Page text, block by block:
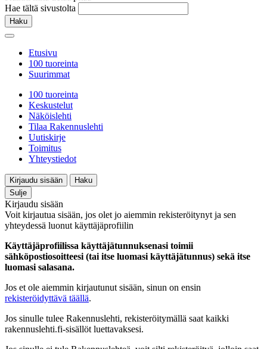
Hae tältä sivustolta
Haku
Etusivu
100 tuoreinta
Suurimmat
100 tuoreinta
Keskustelut
Näköislehti
Tilaa Rakennuslehti
Uutiskirje
Toimitus
Yhteystiedot
Kirjaudu sisään
Haku
Sulje
Kirjaudu sisään
Voit kirjautua sisään, jos olet jo aiemmin rekisteröitynyt ja sen
yhteydessä luonut käyttäjäprofiilin
Käyttäjäprofiilissa käyttäjätunnuksenasi toimii
sähköpostiosoitteesi (tai itse luomasi käyttäjätunnus) sekä itse
luomasi salasana.
Jos et ole aiemmin kirjautunut sisään, sinun on ensin
rekisteröidyttävä täällä.
Jos sinulle tulee Rakennuslehti, rekisteröitymällä saat kaikki
rakennuslehti.fi-sisällöt luettavaksesi.